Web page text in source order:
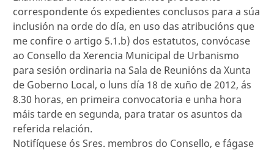
correspondente ós expedientes conclusos para a súa
inclusión na orde do día, en uso das atribucións que
me confire o artigo 5.1.b) dos estatutos, convócase
ao Consello da Xerencia Municipal de Urbanismo
para sesión ordinaria na Sala de Reunións da Xunta
de Goberno Local, o luns día 18 de xuño de 2012, ás
8.30 horas, en primeira convocatoria e unha hora
máis tarde en segunda, para tratar os asuntos da
referida relación.
Notifíquese ós Sres. membros do Consello, e fágase